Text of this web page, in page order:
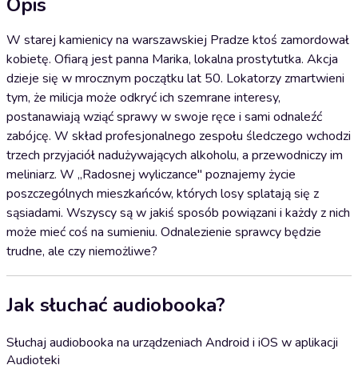
W starej kamienicy na warszawskiej Pradze ktoś zamordował
kobietę. Ofiarą jest panna Marika, lokalna prostytutka. Akcja
dzieje się w mrocznym początku lat 50. Lokatorzy zmartwieni
tym, że milicja może odkryć ich szemrane interesy,
postanawiają wziąć sprawy w swoje ręce i sami odnaleźć
zabójcę. W skład profesjonalnego zespołu śledczego wchodzi
trzech przyjaciół nadużywających alkoholu, a przewodniczy im
meliniarz. W „Radosnej wyliczance" poznajemy życie
poszczególnych mieszkańców, których losy splatają się z
sąsiadami. Wszyscy są w jakiś sposób powiązani i każdy z nich
może mieć coś na sumieniu. Odnalezienie sprawcy będzie
trudne, ale czy niemożliwe?
Jak słuchać audiobooka?
Słuchaj audiobooka na urządzeniach Android i iOS w aplikacji
Audioteki